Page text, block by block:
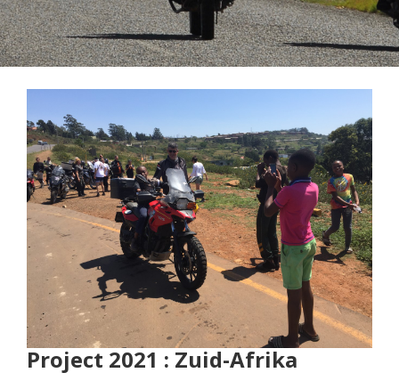
Project 2021 : Zuid-Afrika